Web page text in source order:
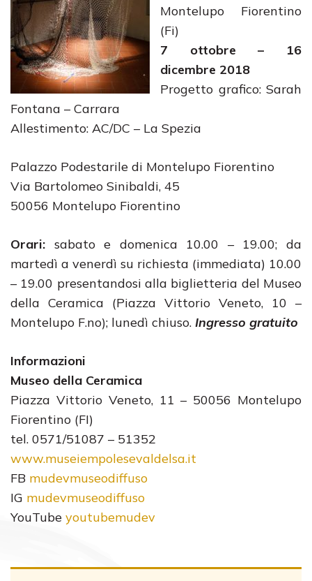
Montelupo Fiorentino
(Fi)
7 ottobre – 16
dicembre 2018
Progetto grafico: Sarah
Fontana – Carrara
Allestimento: AC/DC – La Spezia
Palazzo Podestarile di Montelupo Fiorentino
Via Bartolomeo Sinibaldi, 45
50056 Montelupo Fiorentino
Orari: sabato e domenica 10.00 – 19.00; da
martedì a venerdì su richiesta (immediata) 10.00
– 19.00 presentandosi alla biglietteria del Museo
della Ceramica (Piazza Vittorio Veneto, 10 –
Montelupo F.no); lunedì chiuso. Ingresso gratuito
Informazioni
Museo della Ceramica
Piazza Vittorio Veneto, 11 – 50056 Montelupo
Fiorentino (FI)
tel. 0571/51087 – 51352
www.museiempolesevaldelsa.it
FB mudevmuseodiffuso
IG mudevmuseodiffuso
YouTube youtubemudev